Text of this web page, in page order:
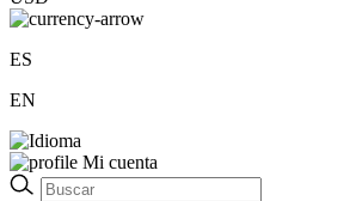
ES
EN
Mi cuenta